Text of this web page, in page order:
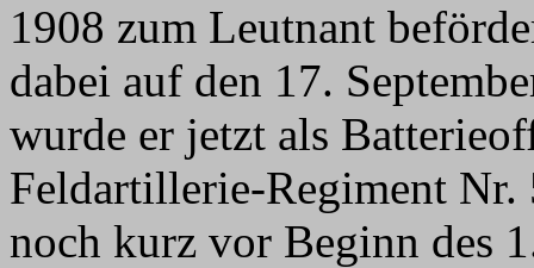
1908 zum Leutnant
dabei auf den 17.
wurde er jetzt als
Feldartillerie-Regiment Nr.
noch kurz vor Beginn des